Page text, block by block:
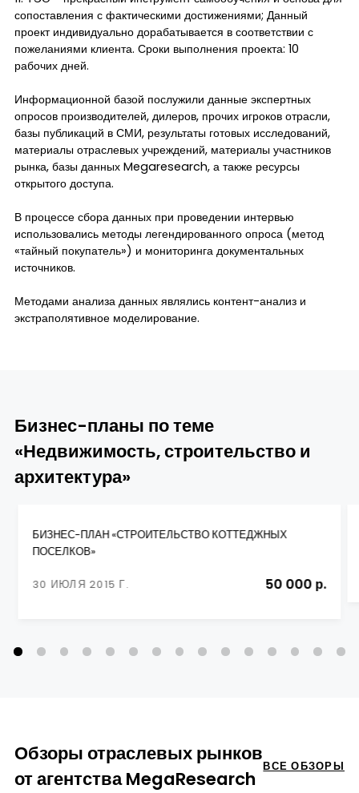
сопоставления с фактическими достижениями; Данный
проект индивидуально дорабатывается в соответствии с
пожеланиями клиента. Сроки выполнения проекта: 10
рабочих дней.
Информационной базой послужили данные экспертных
опросов производителей, дилеров, прочих игроков отрасли,
базы публикаций в СМИ, результаты готовых исследований,
материалы отраслевых учреждений, материалы участников
рынка, базы данных Megaresearch, а также ресурсы
открытого доступа.
В процессе сбора данных при проведении интервью
использовались методы легендированного опроса (метод
«тайный покупатель») и мониторинга документальных
источников.
Методами анализа данных являлись контент-анализ и
экстраполятивное моделирование.
Бизнес-планы по теме
«Недвижимость, строительство и
архитектура»
БИЗНЕС-ПЛАН «СТРОИТЕЛЬСТВО КОТТЕДЖНЫХ
ПОСЕЛКОВ»
30 ИЮЛЯ 2015 Г. 50 000 р.
Обзоры отраслевых рынков
от агентства MegaResearch
ВСЕ ОБЗОРЫ